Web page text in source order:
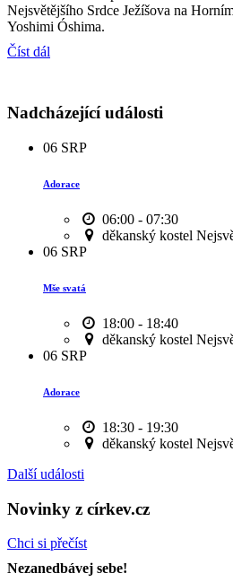
Nejsvětějšího Srdce Ježíšova na
Yoshimi Óshima.
Číst dál
Nadcházející události
06 SRP
Adorace
06:00 - 07:30
děkanský kostel
06 SRP
Mše svatá
18:00 - 18:40
děkanský kostel
06 SRP
Adorace
18:30 - 19:30
děkanský kostel
Další události
Novinky z církev.cz
Chci si přečíst
Nezanedbávej sebe!